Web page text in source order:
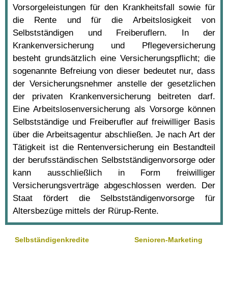
Vorsorgeleistungen für den Krankheitsfall sowie für
die Rente und für die Arbeitslosigkeit von
Selbstständigen und Freiberuflern. In der
Krankenversicherung und Pflegeversicherung
besteht grundsätzlich eine Versicherungspflicht; die
sogenannte Befreiung von dieser bedeutet nur, dass
der Versicherungsnehmer anstelle der gesetzlichen
der privaten Krankenversicherung beitreten darf.
Eine Arbeitslosenversicherung als Vorsorge können
Selbstständige und Freiberufler auf freiwilliger Basis
über die Arbeitsagentur abschließen. Je nach Art der
Tätigkeit ist die Rentenversicherung ein Bestandteil
der berufsständischen Selbstständigenvorsorge oder
kann ausschließlich in Form freiwilliger
Versicherungsverträge abgeschlossen werden. Der
Staat fördert die Selbstständigenvorsorge für
Altersbezüge mittels der Rürup-Rente.
Selbständigenkredite Senioren-Marketing